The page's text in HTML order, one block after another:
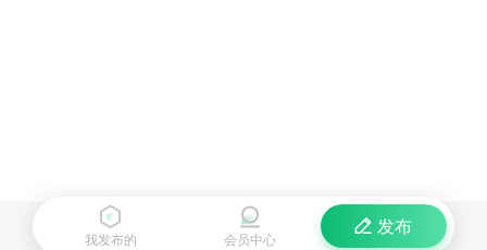
发布
我发布的 会员中心